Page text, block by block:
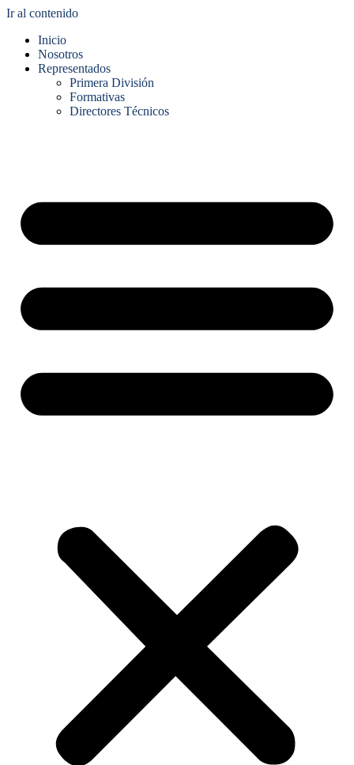
Ir al contenido
Inicio
Nosotros
Representados
Primera División
Formativas
Directores Técnicos